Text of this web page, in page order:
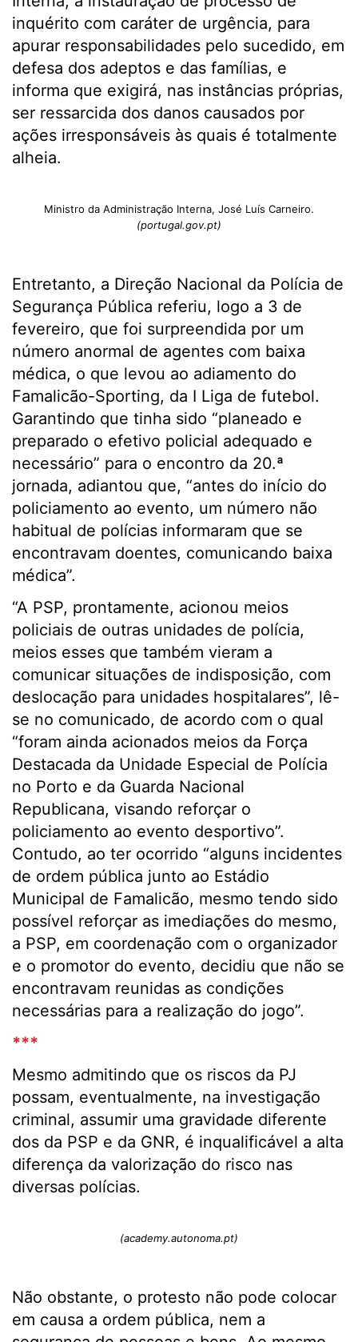
inquérito com caráter de urgência, para
apurar responsabilidades pelo sucedido, em
defesa dos adeptos e das famílias, e
informa que exigirá, nas instâncias próprias,
ser ressarcida dos danos causados por
ações irresponsáveis às quais é totalmente
alheia.
Ministro da Administração Interna, José Luís Carneiro.
(portugal.gov.pt)
Entretanto, a Direção Nacional da Polícia de
Segurança Pública referiu, logo a 3 de
fevereiro, que foi surpreendida por um
número anormal de agentes com baixa
médica, o que levou ao adiamento do
Famalicão-Sporting, da I Liga de futebol.
Garantindo que tinha sido “planeado e
preparado o efetivo policial adequado e
necessário” para o encontro da 20.ª
jornada, adiantou que, “antes do início do
policiamento ao evento, um número não
habitual de polícias informaram que se
encontravam doentes, comunicando baixa
médica”.
“A PSP, prontamente, acionou meios
policiais de outras unidades de polícia,
meios esses que também vieram a
comunicar situações de indisposição, com
deslocação para unidades hospitalares”, lê-
se no comunicado, de acordo com o qual
“foram ainda acionados meios da Força
Destacada da Unidade Especial de Polícia
no Porto e da Guarda Nacional
Republicana, visando reforçar o
policiamento ao evento desportivo”.
Contudo, ao ter ocorrido “alguns incidentes
de ordem pública junto ao Estádio
Municipal de Famalicão, mesmo tendo sido
possível reforçar as imediações do mesmo,
a PSP, em coordenação com o organizador
e o promotor do evento, decidiu que não se
encontravam reunidas as condições
necessárias para a realização do jogo”.
***
Mesmo admitindo que os riscos da PJ
possam, eventualmente, na investigação
criminal, assumir uma gravidade diferente
dos da PSP e da GNR, é inqualificável a alta
diferença da valorização do risco nas
diversas polícias.
(academy.autonoma.pt)
Não obstante, o protesto não pode colocar
em causa a ordem pública, nem a